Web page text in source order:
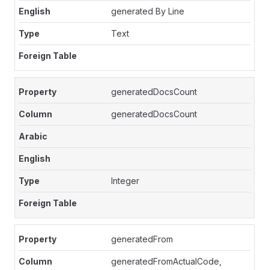
generated By Line
Text
generatedDocsCount
generatedDocsCount
Integer
generatedFrom
generatedFromActualCode,